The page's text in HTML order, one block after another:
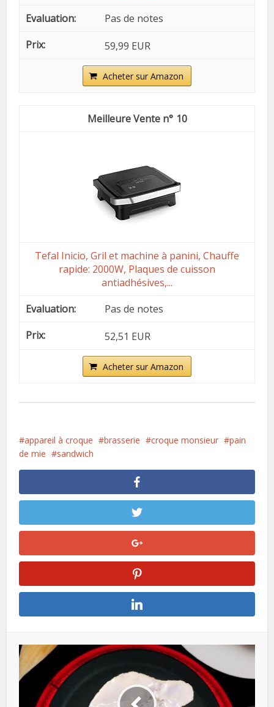
Pas de notes
59,99 EUR
Acheter sur Amazon
10
Tefal Inicio, Gril et machine à panini, Chauffe
rapide: 2000W, Plaques de cuisson
antiadhésives,...
Pas de notes
52,51 EUR
Acheter sur Amazon
appareil à croque brasserie croque monsieur
pain
de mie
sandwich